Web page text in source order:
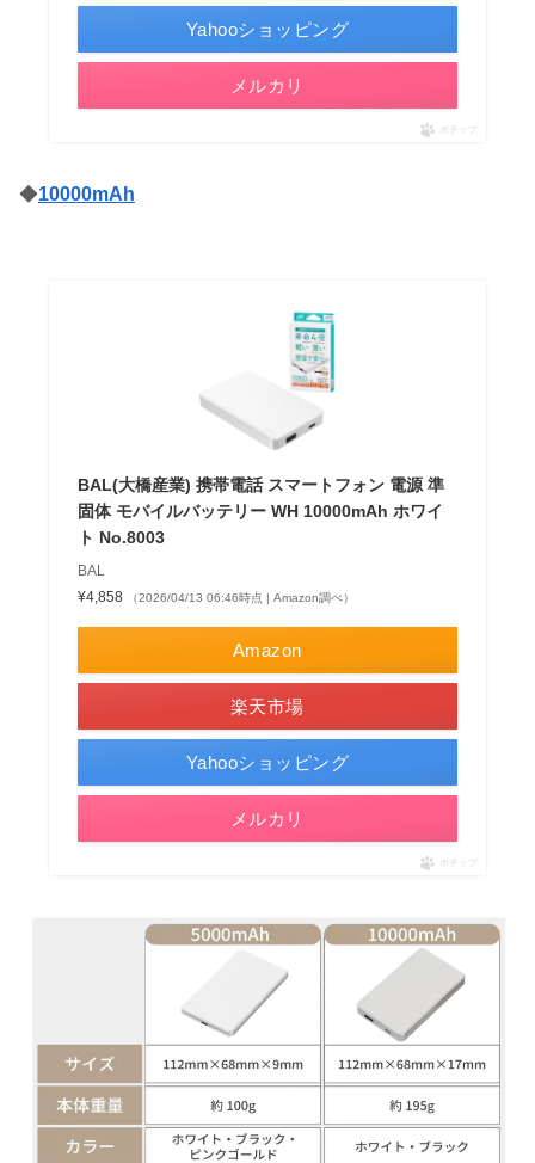
Yahooショッピング
メルカリ
ポチップ
◆10000mAh
BAL(大橋産業) 携帯電話 スマートフォン 電源 準
固体 モバイルバッテリー WH 10000mAh ホワイ
ト No.8003
BAL
¥4,858
（2026/04/13 06:46時点 | Amazon調べ）
Amazon
楽天市場
Yahooショッピング
メルカリ
ポチップ